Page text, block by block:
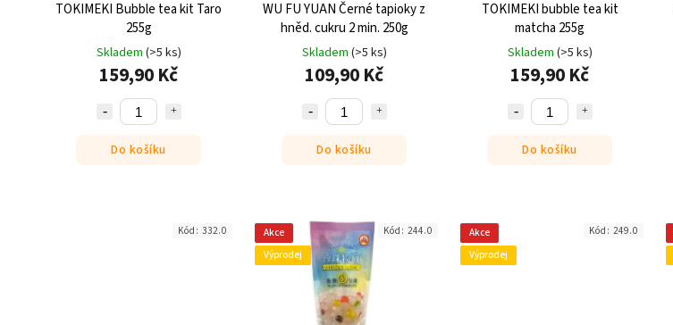
TOKIMEKI Bubble tea kit Taro
255g
Skladem (>5 ks)
159,90 Kč
Do košíku
WU FU YUAN Černé tapioky z
hněd. cukru 2 min. 250g
Skladem (>5 ks)
109,90 Kč
Do košíku
TOKIMEKI bubble tea kit
matcha 255g
Skladem (>5 ks)
159,90 Kč
Do košíku
Kód: 332.0
Akce
Výprodej
Kód: 244.0
Akce
Výprodej
Kód: 249.0